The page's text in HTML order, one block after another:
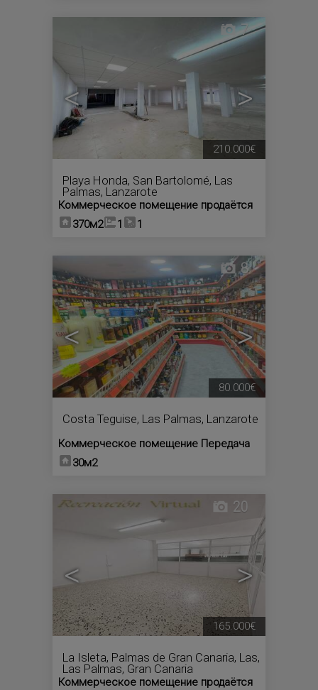
< >
7
Playa Honda, San Bartolomé, Las
Palmas, Lanzarote
Коммерческое помещение продаётся
370м2
1 1
210.000€
< >
8
Costa Teguise, Las Palmas, Lanzarote
Коммерческое помещение Передача
30м2
80.000€
< >
20
La Isleta, Palmas de Gran Canaria, Las,
Las Palmas, Gran Canaria
Коммерческое помещение продаётся
165.000€